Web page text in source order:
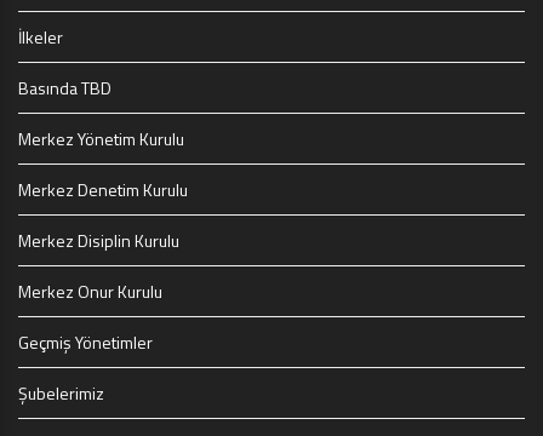
İlkeler
Basında TBD
Merkez Yönetim Kurulu
Merkez Denetim Kurulu
Merkez Disiplin Kurulu
Merkez Onur Kurulu
Geçmiş Yönetimler
Şubelerimiz